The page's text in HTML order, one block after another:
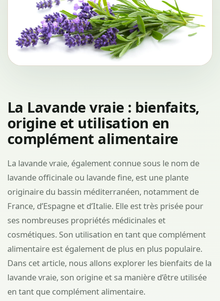
La Lavande vraie : bienfaits,
origine et utilisation en
complément alimentaire
La lavande vraie, également connue sous le nom de
lavande officinale ou lavande fine, est une plante
originaire du bassin méditerranéen, notamment de
France, d’Espagne et d’Italie. Elle est très prisée pour
ses nombreuses propriétés médicinales et
cosmétiques. Son utilisation en tant que complément
alimentaire est également de plus en plus populaire.
Dans cet article, nous allons explorer les bienfaits de la
lavande vraie, son origine et sa manière d’être utilisée
en tant que complément alimentaire.